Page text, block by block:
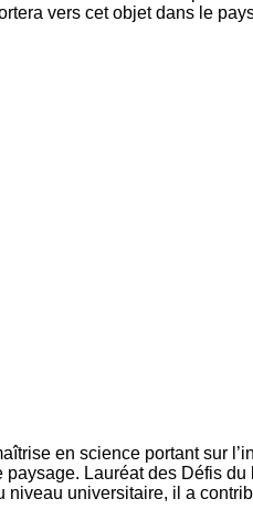
vers cet objet dans le
en science portant sur
Lauréat des Défis
universitaire, il a